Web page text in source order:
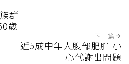
群
歲
下一篇
近5成中年人腹部肥胖 小
心代謝出問題